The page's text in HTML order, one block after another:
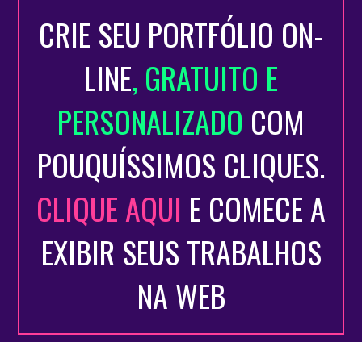
- Aprendiz Assist. Administrativo
Fundmental).
Passatempos, interesses, trabalhos voluntários:
Youtube.
- As vezes participo de eventos e concursos como Cover, ou de
- Possuo facilidades em fazer edições em fotos e vídeos.
- Crio alguns conteúdos relacionados ao meu nicho pro Instagram.
CRIE SEU PORTFÓLIO ON-
LINE, GRATUITO E
PERSONALIZADO COM
POUQUÍSSIMOS CLIQUES.
CLIQUE AQUI E COMECE A
EXIBIR SEUS TRABALHOS
NA WEB